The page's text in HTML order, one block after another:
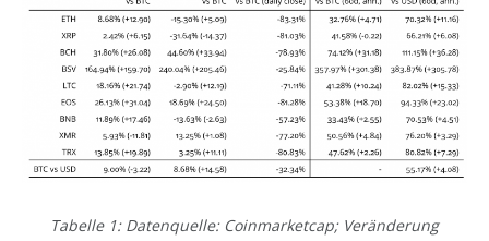
Tabelle 1: Datenquelle: Coinmarketcap; Veränderung